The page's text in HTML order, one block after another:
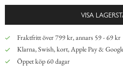
VISA
Fraktfritt över 799 kr, annars 59 - 69 kr
Klarna, Swish, kort, Apple Pay &
Öppet köp 60 dagar